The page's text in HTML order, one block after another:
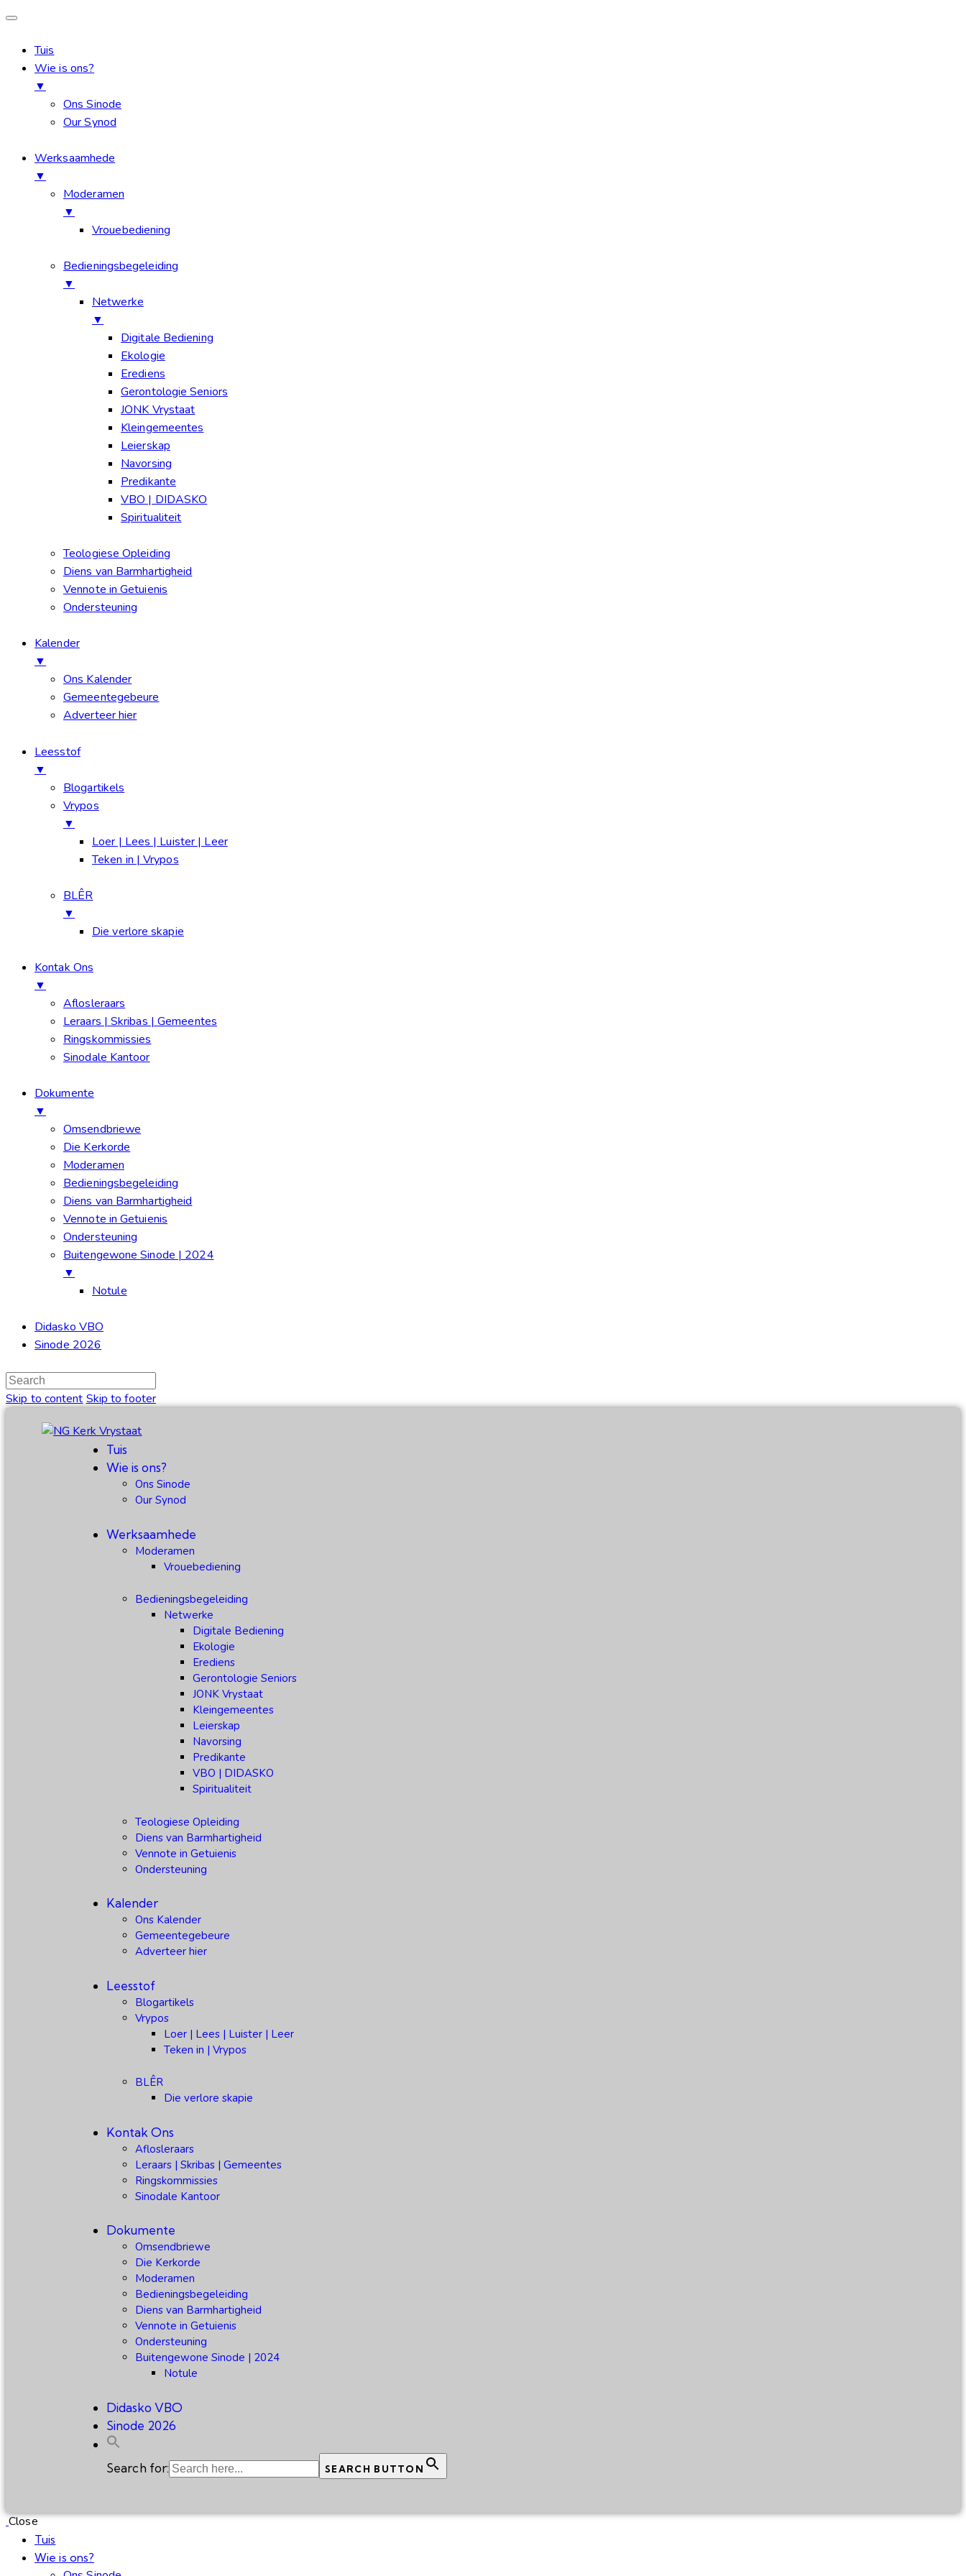
Tuis
Wie is ons?
▼
Ons Sinode
Our Synod
Werksaamhede
▼
Moderamen
▼
Vrouebediening
Bedieningsbegeleiding
▼
Netwerke
▼
Digitale Bediening
Ekologie
Erediens
Gerontologie Seniors
JONK Vrystaat
Kleingemeentes
Leierskap
Navorsing
Predikante
VBO | DIDASKO
Spiritualiteit
Teologiese Opleiding
Diens van Barmhartigheid
Vennote in Getuienis
Ondersteuning
Kalender
▼
Ons Kalender
Gemeentegebeure
Adverteer hier
Leesstof
▼
Blogartikels
Vrypos
▼
Loer | Lees | Luister | Leer
Teken in | Vrypos
BLÊR
▼
Die verlore skapie
Kontak Ons
▼
Aflosleraars
Leraars | Skribas | Gemeentes
Ringskommissies
Sinodale Kantoor
Dokumente
▼
Omsendbriewe
Die Kerkorde
Moderamen
Bedieningsbegeleiding
Diens van Barmhartigheid
Vennote in Getuienis
Ondersteuning
Buitengewone Sinode | 2024
▼
Notule
Didasko VBO
Sinode 2026
Skip to content Skip to footer
Tuis
Wie is ons?
Ons Sinode
Our Synod
Werksaamhede
Moderamen
Vrouebediening
Bedieningsbegeleiding
Netwerke
Digitale Bediening
Ekologie
Erediens
Gerontologie Seniors
JONK Vrystaat
Kleingemeentes
Leierskap
Navorsing
Predikante
VBO | DIDASKO
Spiritualiteit
Teologiese Opleiding
Diens van Barmhartigheid
Vennote in Getuienis
Ondersteuning
Kalender
Ons Kalender
Gemeentegebeure
Adverteer hier
Leesstof
Blogartikels
Vrypos
Loer | Lees | Luister | Leer
Teken in | Vrypos
BLÊR
Die verlore skapie
Kontak Ons
Aflosleraars
Leraars | Skribas | Gemeentes
Ringskommissies
Sinodale Kantoor
Dokumente
Omsendbriewe
Die Kerkorde
Moderamen
Bedieningsbegeleiding
Diens van Barmhartigheid
Vennote in Getuienis
Ondersteuning
Buitengewone Sinode | 2024
Notule
Didasko VBO
Sinode 2026
Search for: SEARCH BUTTON
Close
Tuis
Wie is ons?